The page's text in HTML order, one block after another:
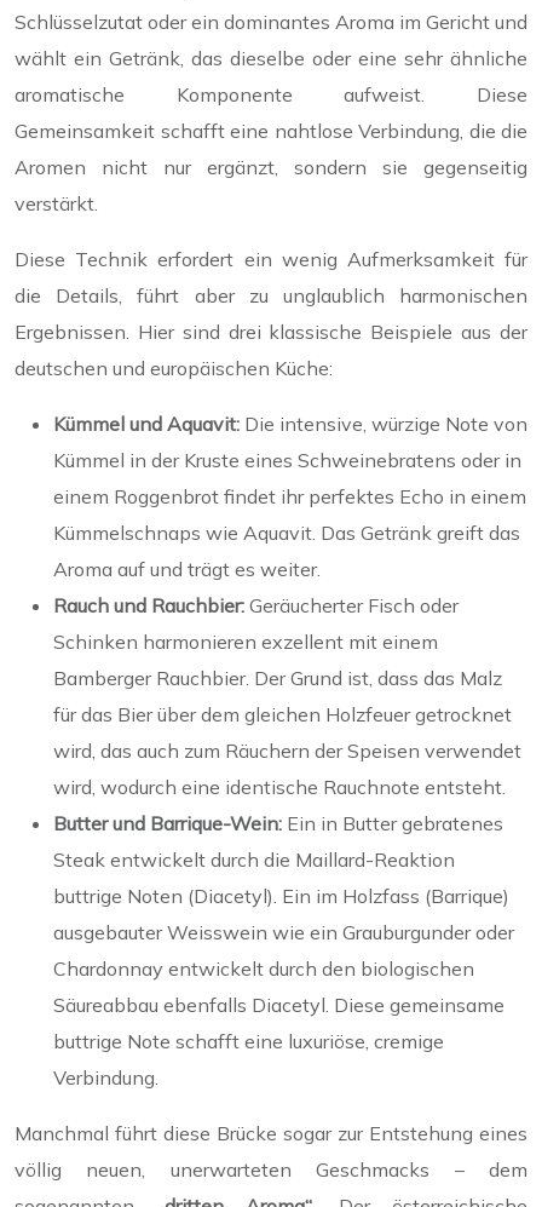
Schlüsselzutat oder ein dominantes Aroma im Gericht und
wählt ein Getränk, das dieselbe oder eine sehr ähnliche
aromatische Komponente aufweist. Diese
Gemeinsamkeit schafft eine nahtlose Verbindung, die die
Aromen nicht nur ergänzt, sondern sie gegenseitig
verstärkt.
Diese Technik erfordert ein wenig Aufmerksamkeit für
die Details, führt aber zu unglaublich harmonischen
Ergebnissen. Hier sind drei klassische Beispiele aus der
deutschen und europäischen Küche:
Kümmel und Aquavit: Die intensive, würzige Note von
Kümmel in der Kruste eines Schweinebratens oder in
einem Roggenbrot findet ihr perfektes Echo in einem
Kümmelschnaps wie Aquavit. Das Getränk greift das
Aroma auf und trägt es weiter.
Rauch und Rauchbier: Geräucherter Fisch oder
Schinken harmonieren exzellent mit einem
Bamberger Rauchbier. Der Grund ist, dass das Malz
für das Bier über dem gleichen Holzfeuer getrocknet
wird, das auch zum Räuchern der Speisen verwendet
wird, wodurch eine identische Rauchnote entsteht.
Butter und Barrique-Wein: Ein in Butter gebratenes
Steak entwickelt durch die Maillard-Reaktion
buttrige Noten (Diacetyl). Ein im Holzfass (Barrique)
ausgebauter Weisswein wie ein Grauburgunder oder
Chardonnay entwickelt durch den biologischen
Säureabbau ebenfalls Diacetyl. Diese gemeinsame
buttrige Note schafft eine luxuriöse, cremige
Verbindung.
Manchmal führt diese Brücke sogar zur Entstehung eines
völlig neuen, unerwarteten Geschmacks – dem